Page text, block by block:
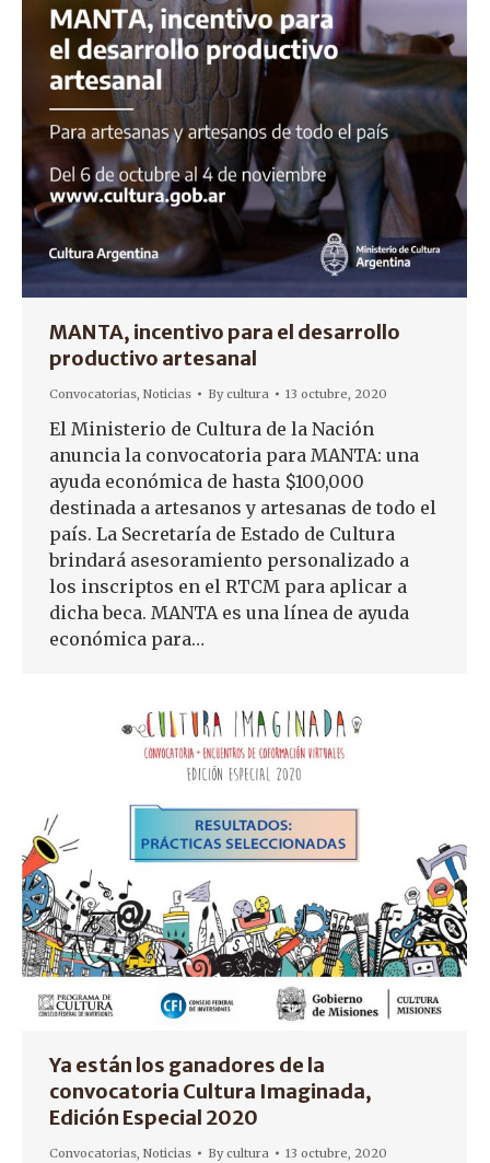
MANTA, incentivo para el desarrollo
productivo artesanal
Convocatorias, Noticias Bycultura 13 octubre, 2020
El Ministerio de Cultura de la Nación
anuncia la convocatoria para MANTA: una
ayuda económica de hasta $100,000
destinada a artesanos y artesanas de todo el
país. La Secretaría de Estado de Cultura
brindará asesoramiento personalizado a
los inscriptos en el RTCM para aplicar a
dicha beca. MANTA es una línea de ayuda
económica para…
Ya están los ganadores de la
convocatoria Cultura Imaginada,
Edición Especial 2020
Convocatorias, Noticias Bycultura 13 octubre, 2020